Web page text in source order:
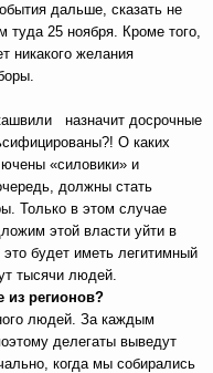
дальше, сказать не
25 ноября. Кроме того,
никакого желания
назначит досрочные
О каких
«силовики» и
должны стать
Только в этом случае
этой власти уйти в
это будет иметь легитимный
тысячи людей.
из регионов?
людей. За каждым
делегаты выведут
когда мы собирались